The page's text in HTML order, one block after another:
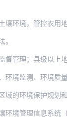
用地土壤环境风险，
；县级以上地方环
境监测、环境质
的环境保护规划
境管理信息系统